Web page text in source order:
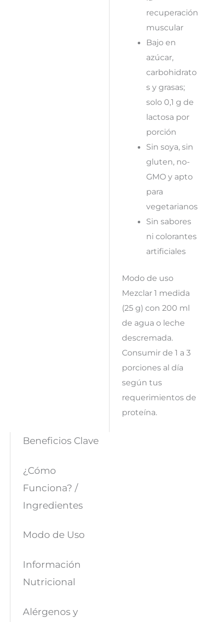
recuperación
muscular
Bajo en
azúcar,
carbohidrato
s y grasas;
solo 0,1 g de
lactosa por
porción
Sin soya, sin
gluten, no-
GMO y apto
para
vegetarianos
Sin sabores
ni colorantes
artificiales
Modo de uso
Mezclar 1 medida
(25 g) con 200 ml
de agua o leche
descremada.
Consumir de 1 a 3
porciones al día
según tus
requerimientos de
proteína.
Beneficios Clave
¿Cómo
Funciona? /
Ingredientes
Modo de Uso
Información
Nutricional
Alérgenos y